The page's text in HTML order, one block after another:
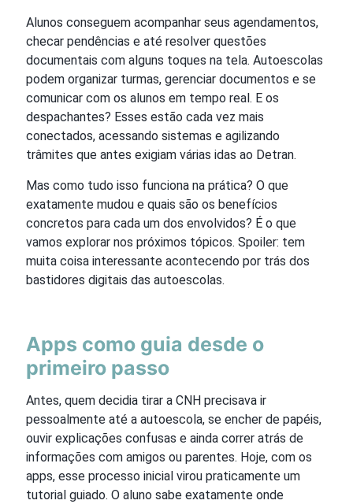
Alunos conseguem acompanhar seus agendamentos,
checar pendências e até resolver questões
documentais com alguns toques na tela. Autoescolas
podem organizar turmas, gerenciar documentos e se
comunicar com os alunos em tempo real. E os
despachantes? Esses estão cada vez mais
conectados, acessando sistemas e agilizando
trâmites que antes exigiam várias idas ao Detran.
Mas como tudo isso funciona na prática? O que
exatamente mudou e quais são os benefícios
concretos para cada um dos envolvidos? É o que
vamos explorar nos próximos tópicos. Spoiler: tem
muita coisa interessante acontecendo por trás dos
bastidores digitais das autoescolas.
Apps como guia desde o
primeiro passo
Antes, quem decidia tirar a CNH precisava ir
pessoalmente até a autoescola, se encher de papéis,
ouvir explicações confusas e ainda correr atrás de
informações com amigos ou parentes. Hoje, com os
apps, esse processo inicial virou praticamente um
tutorial guiado. O aluno sabe exatamente onde